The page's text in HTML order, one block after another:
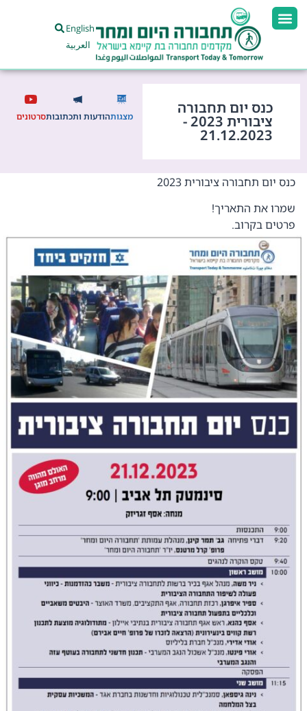
English
العربية
כנס יום תחבורה
ציבורית 2023 -
21.12.2023
מצגותהודעות ותכתובותסרטונים
כנס יום תחבורה ציבורית 2023
שמרו את התאריך!
פרטים בקרוב.